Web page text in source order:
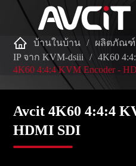
Avcit 4K60 4:4:4
HDMI SDI
 บ้านในบ้าน
ผลิตภัณฑ์
IP จาก KVM-dsiii
4K60
4K60 4:4:4 KVM Encoder -